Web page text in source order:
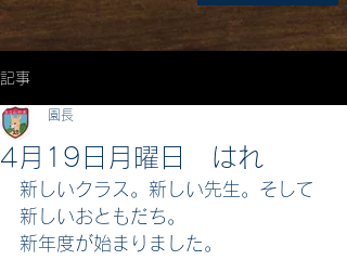
記事
4月19日月曜日 はれ
園長
新しいクラス。新しい先生。そして
新しいおともだち。
新年度が始まりました。